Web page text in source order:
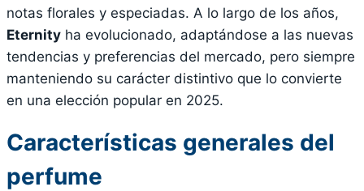
notas florales y especiadas. A lo largo de los años,
Eternity ha evolucionado, adaptándose a las nuevas
tendencias y preferencias del mercado, pero siempre
manteniendo su carácter distintivo que lo convierte
en una elección popular en 2025.
Características generales del
perfume